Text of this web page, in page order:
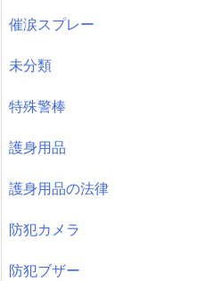
催涙スプレー
未分類
特殊警棒
護身用品
護身用品の法律
防犯カメラ
防犯ブザー